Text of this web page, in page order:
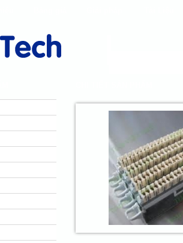
products